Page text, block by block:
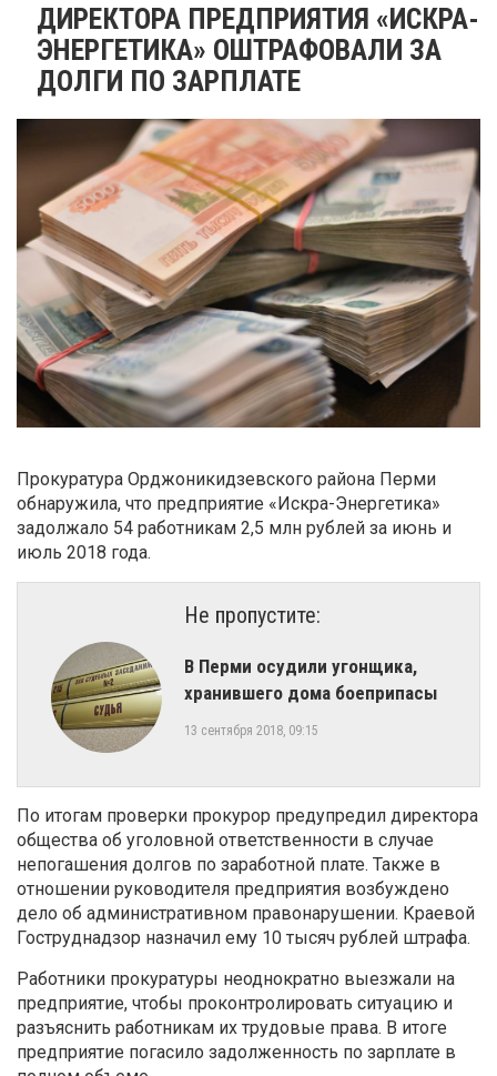
ДИРЕКТОРА ПРЕДПРИЯТИЯ «ИСКРА-
ЭНЕРГЕТИКА» ОШТРАФОВАЛИ ЗА
ДОЛГИ ПО ЗАРПЛАТЕ
Прокуратура Орджоникидзевского района Перми
обнаружила, что предприятие «Искра-Энергетика»
задолжало 54 работникам 2,5 млн рублей за июнь и
июль 2018 года.
Не пропустите:
В Перми осудили угонщика,
хранившего дома боеприпасы
13 сентября 2018, 09:15
По итогам проверки прокурор предупредил директора
общества об уголовной ответственности в случае
непогашения долгов по заработной плате. Также в
отношении руководителя предприятия возбуждено
дело об административном правонарушении. Краевой
Гоструднадзор назначил ему 10 тысяч рублей штрафа.
Работники прокуратуры неоднократно выезжали на
предприятие, чтобы проконтролировать ситуацию и
разъяснить работникам их трудовые права. В итоге
предприятие погасило задолженность по зарплате в